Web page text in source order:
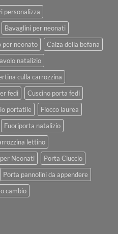
personalizza
Bavaglini per neonati
per neonato
Calza della befana
natalizio
culla carrozzina
fedi
Cuscino porta fedi
portatile
Fiocco laurea
Fuoriporta natalizio
lettino
Neonati
Porta Ciuccio
Porta pannolini da appendere
cambio